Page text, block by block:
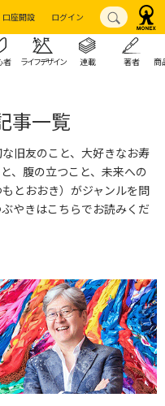
口座開設 ログイン
者 ライフデザイン 連載 著者 商
事一覧
旧友のこと、大好きなお寿
、腹の立つこと、未来への
とおおき）がジャンルを問
やきはこちらでお読みくだ